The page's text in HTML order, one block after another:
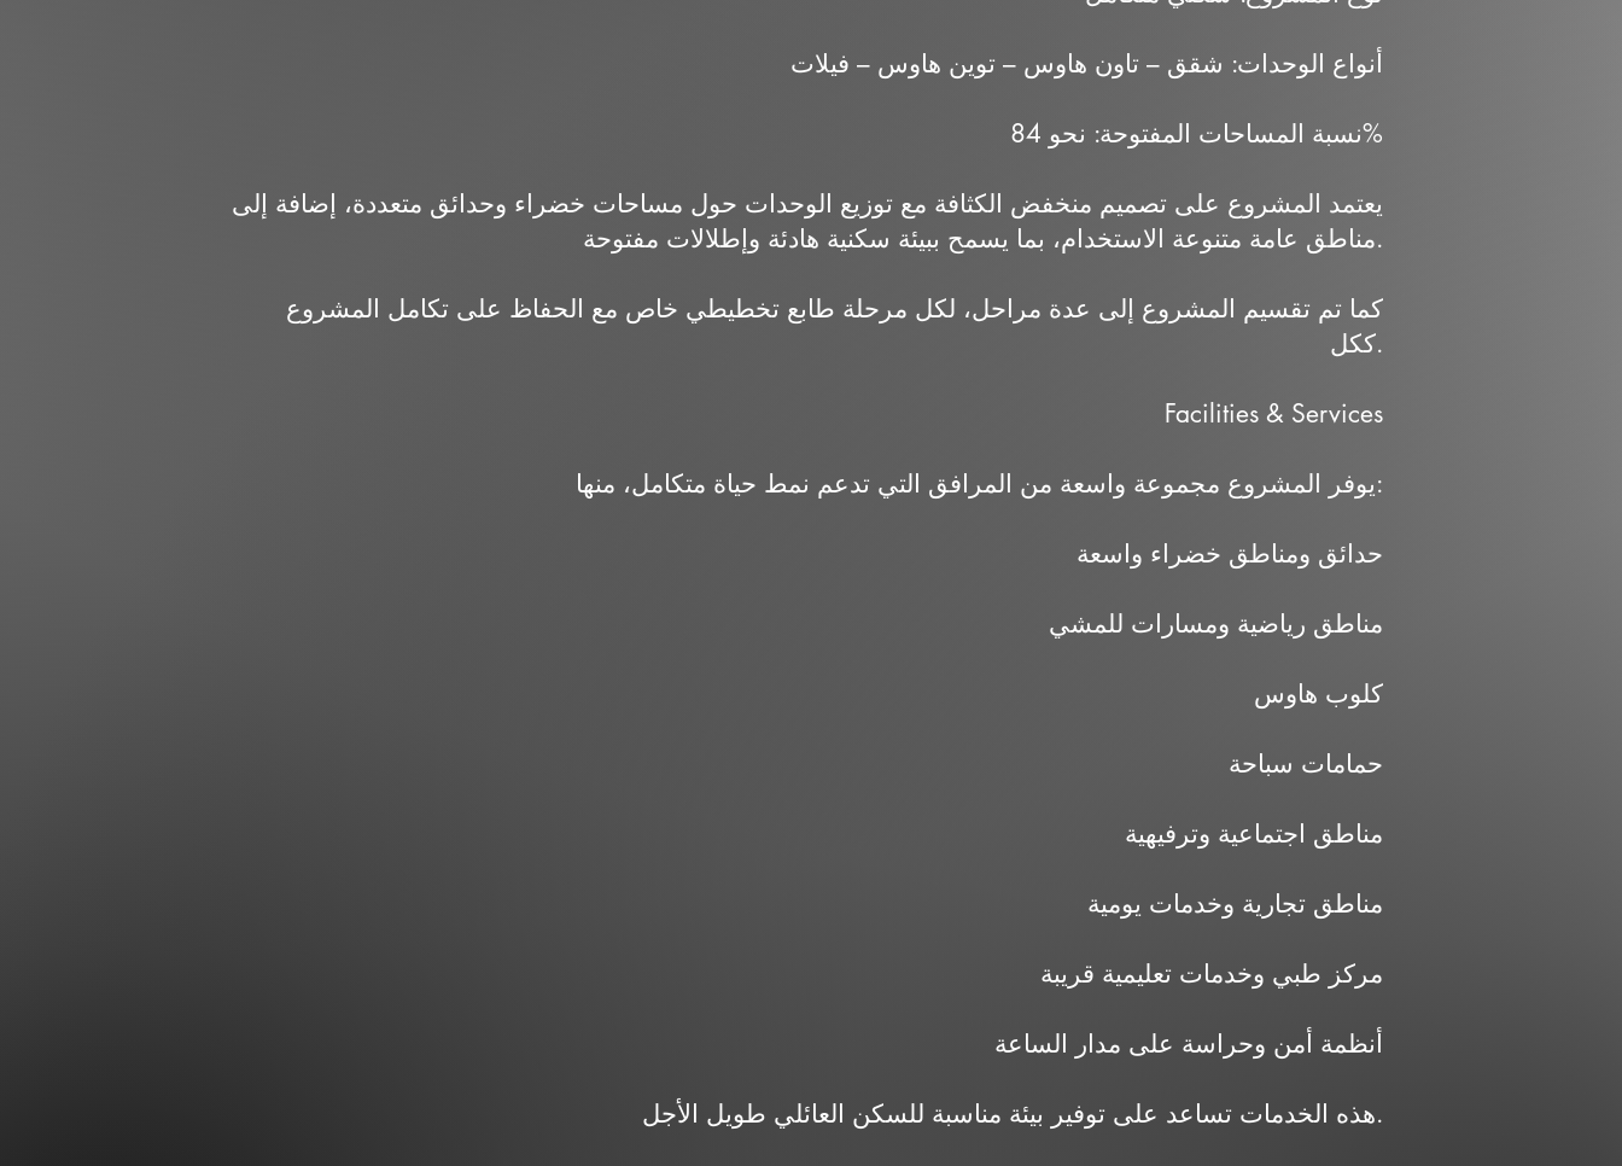
أنواع الوحدات: شقق – تاون هاوس – توين هاوس – فيلات
نسبة المساحات المفتوحة: نحو 84%
يعتمد المشروع على تصميم منخفض الكثافة مع توزيع الوحدات حول مساحات خضراء وحدائق متعددة، إضافة إلى
مناطق عامة متنوعة الاستخدام، بما يسمح ببيئة سكنية هادئة وإطلالات مفتوحة.
كما تم تقسيم المشروع إلى عدة مراحل، لكل مرحلة طابع تخطيطي خاص مع الحفاظ على تكامل المشروع
ككل.
Facilities & Services
يوفر المشروع مجموعة واسعة من المرافق التي تدعم نمط حياة متكامل، منها:
حدائق ومناطق خضراء واسعة
مناطق رياضية ومسارات للمشي
كلوب هاوس
حمامات سباحة
مناطق اجتماعية وترفيهية
مناطق تجارية وخدمات يومية
مركز طبي وخدمات تعليمية قريبة
أنظمة أمن وحراسة على مدار الساعة
هذه الخدمات تساعد على توفير بيئة مناسبة للسكن العائلي طويل الأجل.